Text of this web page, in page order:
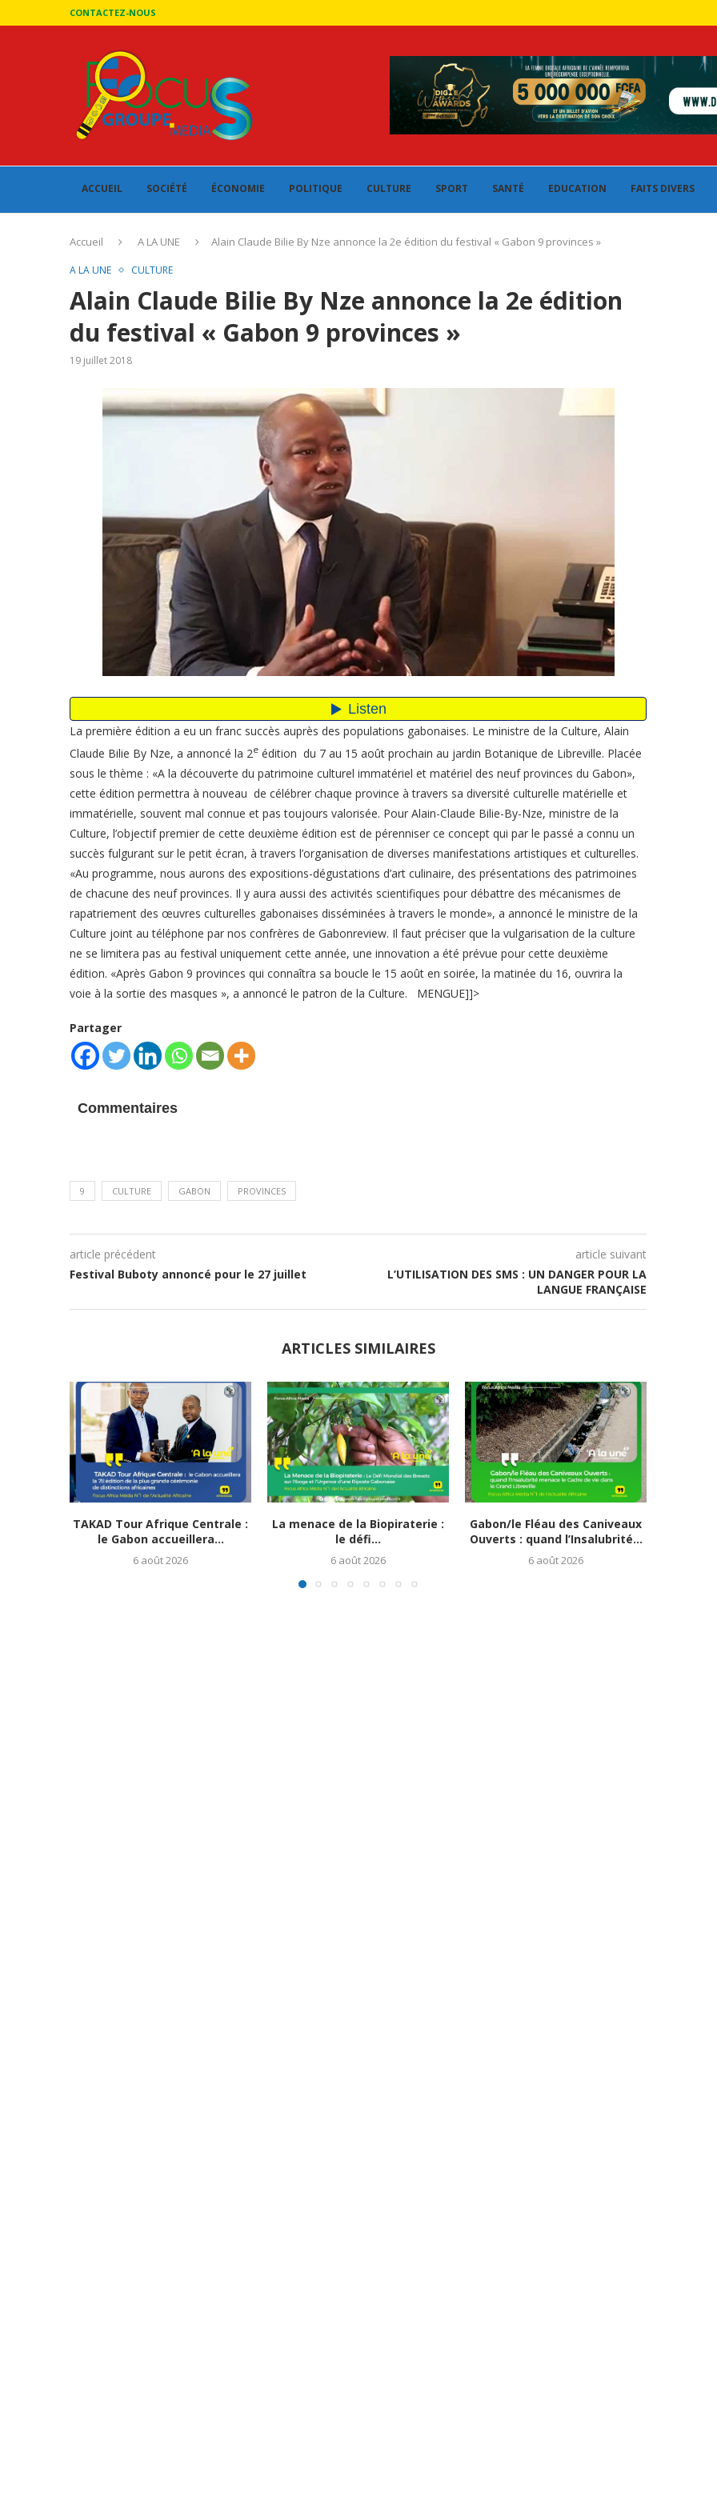
CONTACTEZ-NOUS
ACCUEIL SOCIÉTÉ ÉCONOMIE POLITIQUE CULTURE SPORT SANTÉ EDUCATION FAITS DIVERS
Accueil A LA UNE Alain Claude Bilie By Nze annonce la 2e édition du festival « Gabon 9 provinces »
A LA UNE CULTURE
Alain Claude Bilie By Nze annonce la 2e édition
du festival « Gabon 9 provinces »
19 juillet 2018
La première édition a eu un franc succès auprès des populations gabonaises. Le ministre de la Culture, Alain
Claude Bilie By Nze, a annoncé la 2e édition du 7 au 15 août prochain au jardin Botanique de Libreville. Placée
sous le thème : «A la découverte du patrimoine culturel immatériel et matériel des neuf provinces du Gabon»,
cette édition permettra à nouveau de célébrer chaque province à travers sa diversité culturelle matérielle et
immatérielle, souvent mal connue et pas toujours valorisée. Pour Alain-Claude Bilie-By-Nze, ministre de la
Culture, l’objectif premier de cette deuxième édition est de pérenniser ce concept qui par le passé a connu un
succès fulgurant sur le petit écran, à travers l’organisation de diverses manifestations artistiques et culturelles.
«Au programme, nous aurons des expositions-dégustations d’art culinaire, des présentations des patrimoines
de chacune des neuf provinces. Il y aura aussi des activités scientifiques pour débattre des mécanismes de
rapatriement des œuvres culturelles gabonaises disséminées à travers le monde», a annoncé le ministre de la
Culture joint au téléphone par nos confrères de Gabonreview. Il faut préciser que la vulgarisation de la culture
ne se limitera pas au festival uniquement cette année, une innovation a été prévue pour cette deuxième
édition. «Après Gabon 9 provinces qui connaîtra sa boucle le 15 août en soirée, la matinée du 16, ouvrira la
voie à la sortie des masques », a annoncé le patron de la Culture. MENGUE]]>
Partager
Commentaires
9 CULTURE GABON PROVINCES
article précédent
Festival Buboty annoncé pour le 27 juillet
article suivant
L’UTILISATION DES SMS : UN DANGER POUR LA
LANGUE FRANÇAISE
ARTICLES SIMILAIRES
TAKAD Tour Afrique Centrale :
le Gabon accueillera...
6 août 2026
La menace de la Biopiraterie :
le défi...
6 août 2026
Gabon/le Fléau des Caniveaux
Ouverts : quand l’Insalubrité...
6 août 2026